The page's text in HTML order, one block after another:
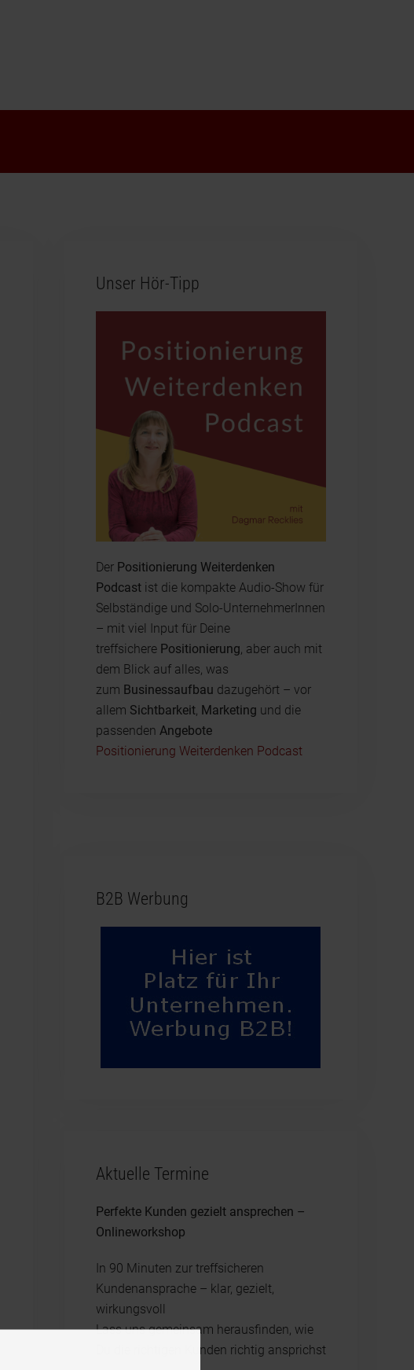
Unser Hör-Tipp
Der Positionierung Weiterdenken
Podcastist die kompakte Audio-Show für
Selbständige und Solo-UnternehmerInnen
– mit viel Input für Deine
treffsichere Positionierung, aber auch mit
dem Blick auf alles, was
zum Businessaufbau dazugehört – vor
allem Sichtbarkeit, Marketing und die
passenden Angebote
Positionierung Weiterdenken Podcast
B2B Werbung
Aktuelle Termine
Perfekte Kunden gezielt ansprechen –
Onlineworkshop
In 90 Minuten zur treffsicheren
Kundenansprache – klar, gezielt,
wirkungsvoll
Lass uns gemeinsam herausfinden, wie
Du die richtigen Kunden richtig ansprichst